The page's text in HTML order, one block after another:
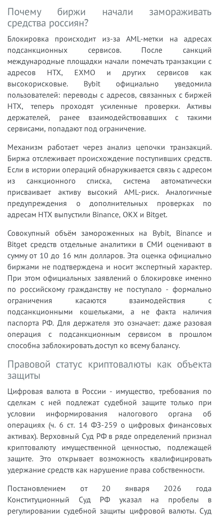
Почему биржи начали замораживать
средства россиян?
Блокировка происходит из-за AML-метки на адресах
подсанкционных сервисов. После санкций
международные площадки начали помечать транзакции с
адресов HTX, EXMO и других сервисов как
высокорисковые. Bybit официально уведомила
пользователей: переводы с адресов, связанных с биржей
HTX, теперь проходят усиленные проверки. Активы
держателей, ранее взаимодействовавших с такими
сервисами, попадают под ограничение.
Механизм работает через анализ цепочки транзакций.
Биржа отслеживает происхождение поступивших средств.
Если в истории операций обнаруживается связь с адресом
из санкционного списка, система автоматически
присваивает активу высокий AML-риск. Аналогичные
предупреждения о дополнительных проверках по
адресам HTX выпустили Binance, OKX и Bitget.
Совокупный объём замороженных на Bybit, Binance и
Bitget средств отдельные аналитики в СМИ оценивают в
сумму от 10 до 16 млн долларов. Эта оценка официально
биржами не подтверждена и носит экспертный характер.
При этом официальных заявлений о блокировке именно
по российскому гражданству не поступало - формально
ограничения касаются взаимодействия с
подсанкционными кошельками, а не факта наличия
паспорта РФ. Для держателя это означает: даже разовая
операция с подсанкционным сервисом в прошлом
способна заблокировать доступ ко всему балансу.
Правовой статус криптовалюты как объекта
защиты
Цифровая валюта в России - имущество, требования по
сделкам с ней подлежат судебной защите только при
условии информирования налогового органа об
операциях (ч. 6 ст. 14 ФЗ-259 о цифровых финансовых
активах). Верховный Суд РФ в ряде определений признал
криптовалюту имущественной ценностью, подлежащей
защите. Это открывает возможность квалифицировать
удержание средств как нарушение права собственности.
Постановлением от 20 января 2026 года
Конституционный Суд РФ указал на пробелы в
регулировании судебной защиты цифровой валюты. Суд